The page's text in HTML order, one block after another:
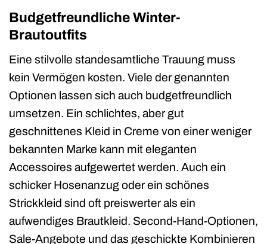
Budgetfreundliche Winter-
Brautoutfits
Eine stilvolle standesamtliche Trauung muss
kein Vermögen kosten. Viele der genannten
Optionen lassen sich auch budgetfreundlich
umsetzen. Ein schlichtes, aber gut
geschnittenes Kleid in Creme von einer weniger
bekannten Marke kann mit eleganten
Accessoires aufgewertet werden. Auch ein
schicker Hosenanzug oder ein schönes
Strickkleid sind oft preiswerter als ein
aufwendiges Brautkleid. Second-Hand-Optionen,
Sale-Angebote und das geschickte Kombinieren